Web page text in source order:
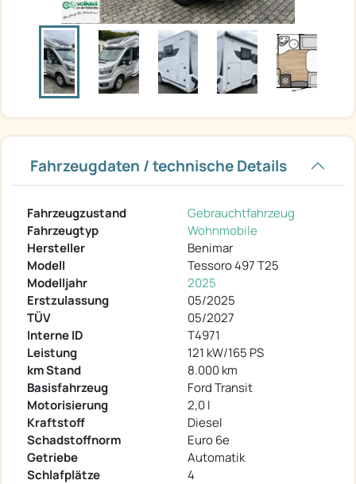
Fahrzeugdaten / technische Details
Fahrzeugzustand
Gebrauchtfahrzeug
Fahrzeugtyp
Wohnmobile
Hersteller
Benimar
Modell
Tessoro 497 T25
Modelljahr
2025
Erstzulassung
05/2025
TÜV
05/2027
Interne ID
T4971
Leistung
121 kW/165 PS
km Stand
8.000 km
Basisfahrzeug
Ford Transit
Motorisierung
2,0 l
Kraftstoff
Diesel
Schadstoffnorm
Euro 6e
Getriebe
Automatik
Schlafplätze
4